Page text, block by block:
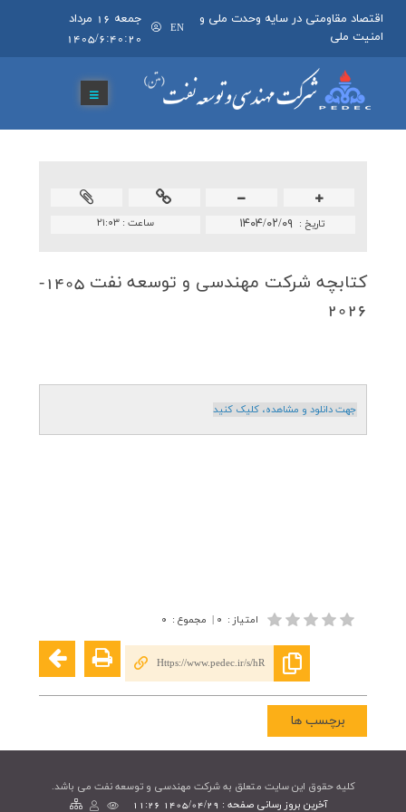
اقتصاد مقاومتی در سایه وحدت ملی و
امنیت ملی
EN
جمعه 16 مرداد
1405/6:40:20
ساعت :۲۱:۰۳ تاريخ : ۱۴۰۴/۰۲/۰۹
كتابچه شركت مهندسی و توسعه نفت 1405-
2026
جهت دانلود و مشاهده، کليک کنيد
امتیاز : ۰ | مجموع : ۰
Https://www.pedec.ir/s/hR
برچسب ها
کليه حقوق اين سايت متعلق به شرکت مهندسی و توسعه نفت می باشد.
آخرین بروز رسانی صفحه : 1405/04/29 11:26